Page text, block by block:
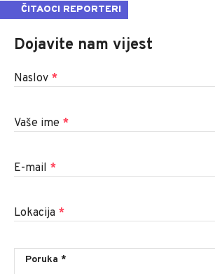
ČITAOCI REPORTERI
Dojavite nam vijest
Naslov *
Vaše ime *
E-mail *
Lokacija *